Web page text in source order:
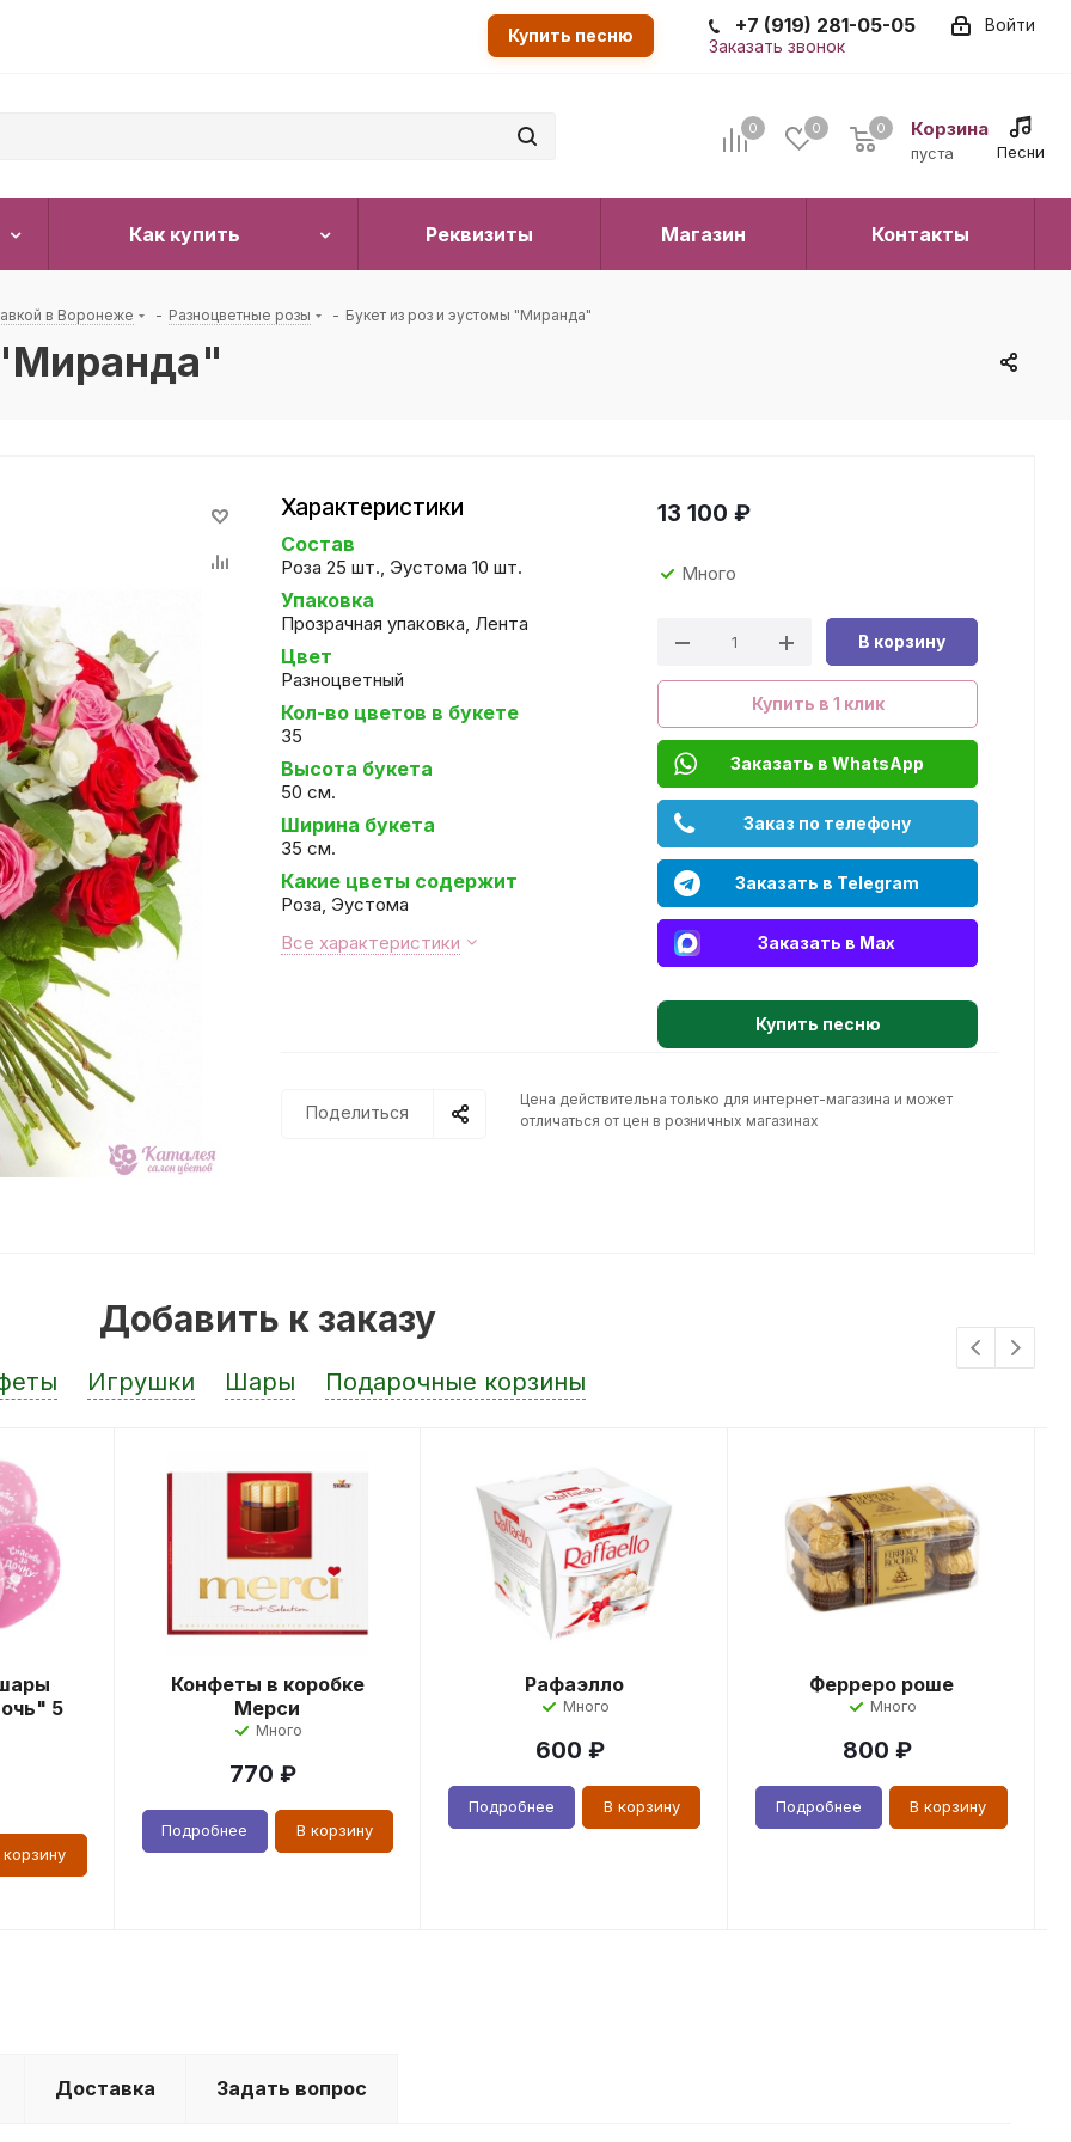
Войти
+7 (919) 281-05-05
Заказать звонок
Купить песню
0 0 Корзина
0
пуста
0
Песни
Как купить Реквизиты Магазин Контакты
в Воронеже - Разноцветные розы - Букет из роз и эустомы "Миранда"
Характеристики
Состав
Роза 25 шт., Эустома 10 шт.
Упаковка
Прозрачная упаковка, Лента
Цвет
Разноцветный
Кол-во цветов в букете
35
Высота букета
50 см.
Ширина букета
35 см.
Какие цветы содержит
Роза, Эустома
Все характеристики
13 100 ₽
Много
В корзину
Купить в 1 клик
Заказать в WhatsApp
Заказ по телефону
Заказать в Telegram
Заказать в Max
Купить песню
Поделиться
Цена действительна только для интернет-магазина и может
отличаться от цен в розничных магазинах
Добавить к заказу
Игрушки Шары Подарочные корзины
5
Конфеты в коробке
Мерси
Много
770 ₽
Подробнее В корзину
Рафаэлло
Много
600 ₽
Подробнее В корзину
Ферреро роше
Много
800 ₽
Подробнее В корзину
Доставка Задать вопрос